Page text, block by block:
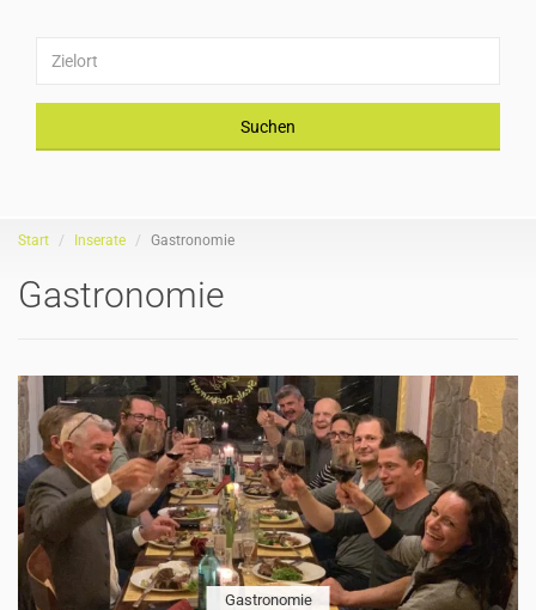
Suchen
Start Inserate Gastronomie
Gastronomie
Gastronomie